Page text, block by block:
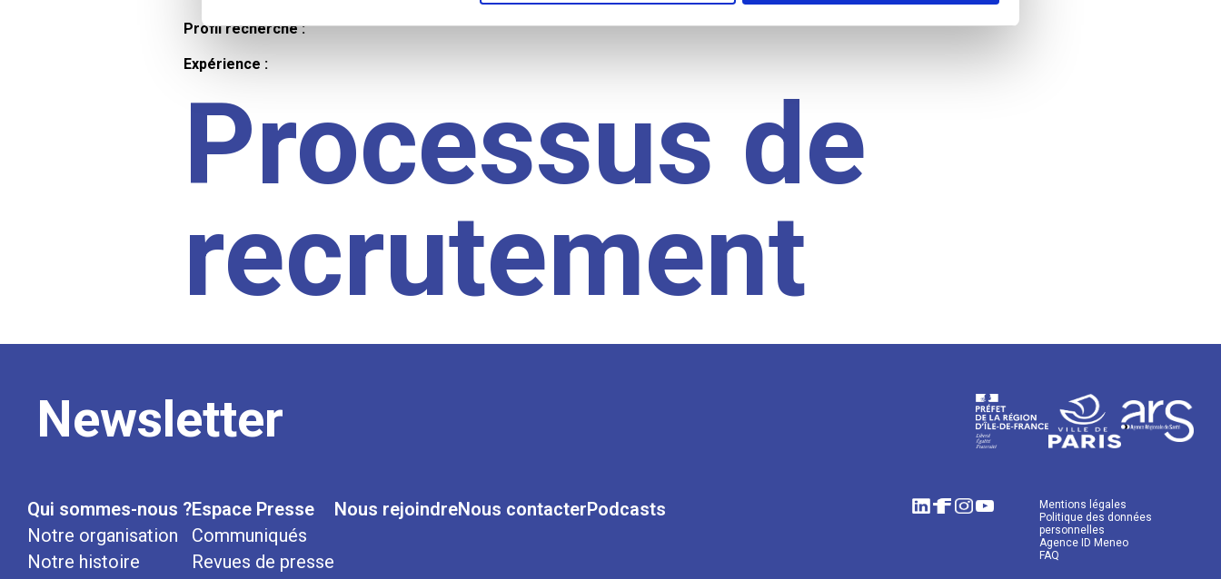
Profil recherché :
Expérience :
Processus de
recrutement
Newsletter
Qui sommes-nous ?
Notre organisation
Notre histoire
Espace Presse
Communiqués
Revues de presse
Nous rejoindreNous contacterPodcasts
Mentions légales
Politique des données
personnelles
Agence ID Meneo
FAQ